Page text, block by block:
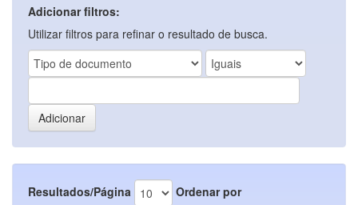
Adicionar filtros:
Utilizar filtros para refinar o resultado de busca.
Resultados/Página
Ordenar por